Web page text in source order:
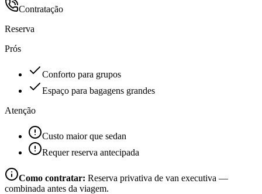
Contratação
Reserva
Prós
Conforto para grupos
Espaço para bagagens grandes
Atenção
Custo maior que sedan
Requer reserva antecipada
Como contratar: Reserva privativa de van executiva —
combinada antes da viagem.